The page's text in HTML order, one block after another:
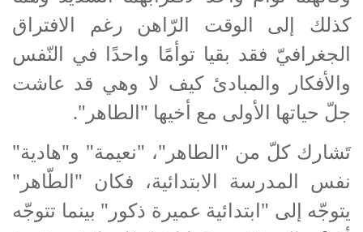
كذلك إلى الوقت الرّاهن رغم الافتراق
الجغرافيّ فقد بقيا توأمًا واحدًا في النّفس
والأفكار والمبادئ كيف لا وهي قد عاشت
جلّ حياتها الأولى مع أخيها "الطاهر".
تَشارك كلّ من "الطاهر"، "نعيمة" و"هادية"
نفس المدرسة الابتدائية، فكان "الطّاهر"
يتوجّه إلى "ابتدائية عميرة ذكور" بينما تتوجّه